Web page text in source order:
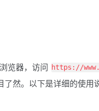
览器，访问 https://
然。以下是详细的使用